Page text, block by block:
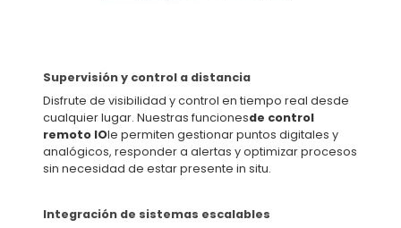
Supervisión y control a distancia
Disfrute de visibilidad y control en tiempo real desde
cualquier lugar. Nuestras funcionesde control
remoto IOle permiten gestionar puntos digitales y
analógicos, responder a alertas y optimizar procesos
sin necesidad de estar presente in situ.
Integración de sistemas escalables